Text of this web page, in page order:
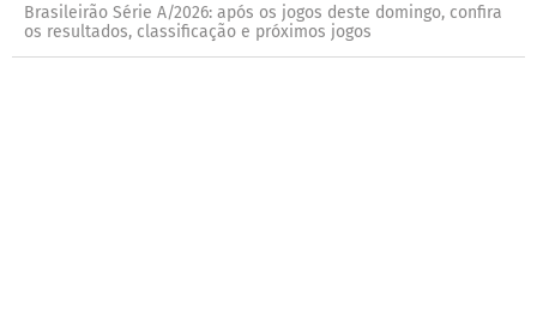
Brasileirão Série A/2026: após os jogos deste domingo, confira
os resultados, classificação e próximos jogos